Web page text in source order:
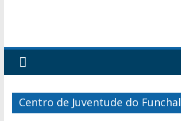
Centro de Juventude do Funchal